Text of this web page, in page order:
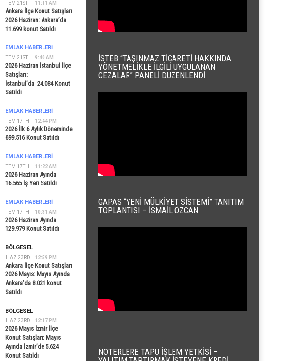
TEM 21ST 11:11 AM
Ankara İlçe Konut Satışları
2026 Haziran: Ankara’da
11.699 konut Satıldı
TEM 21ST 9:40 AM
EMLAK HABERLERI
2026 Haziran İstanbul İlçe
Satışları:
İstanbul’da 24.084 Konut
Satıldı
TEM 17TH 12:44 PM
EMLAK HABERLERI
2026 İlk 6 Aylık Döneminde
699.516 Konut Satıldı
TEM 17TH 11:22 AM
EMLAK HABERLERI
2026 Haziran Ayında
16.565 İş Yeri Satıldı
TEM 17TH 10:31 AM
EMLAK HABERLERI
2026 Haziran Ayında
129.979 Konut Satıldı
HAZ 23RD 12:59 PM
BÖLGESEL
Ankara İlçe Konut Satışları
2026 Mayıs: Mayıs Ayında
Ankara’da 8.021 konut
Satıldı
HAZ 23RD 12:17 PM
BÖLGESEL
2026 Mayıs İzmir İlçe
Konut Satışları: Mayıs
Ayında İzmir’de 5.624
Konut Satıldı
İSTEB “TAŞINMAZ TICARETI HAKKINDA
YÖNETMELIKLE İLGILI UYGULANAN
CEZALAR” PANELI DÜZENLENDI
GAPAS “YENI MÜLKIYET SISTEMI” TANITIM
TOPLANTISI – İSMAIL ÖZCAN
NOTERLERE TAPU İŞLEM YETKISI –